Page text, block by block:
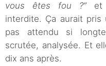
vous êtes fou ?” et
interdite. Ça aurait pris
pas attendu si
scrutée, analysée. Et
dix ans après.